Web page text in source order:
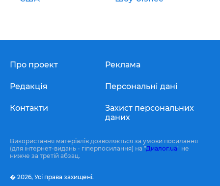
Про проект
Редакція
Контакти
Реклама
Персональні дані
Захист персональних
даних
Використання матеріалів дозволяється за умови посилання
(для інтернет-видань - гіперпосилання) на "Диалог.ua" не
нижче за третій абзац.
� 2026, Усі права захищені.